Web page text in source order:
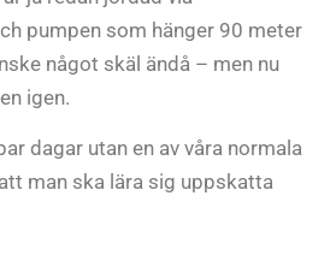
pumpen som hänger 90 meter
något skäl ändå – men nu
igen.
dagar utan en av våra normala
man ska lära sig uppskatta